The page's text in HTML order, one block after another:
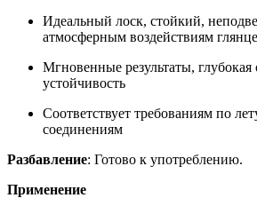
Идеальный лоск, стойкий,
атмосферным воздействиям
Мгновенные результаты, глубокая
устойчивость
Соответствует требованиям по
соединениям
Разбавление: Готово к употреблению.
Применение